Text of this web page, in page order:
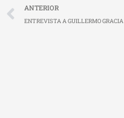
Ant
ANTERIOR
ENTREVISTA A GUILLERMO GRACIA